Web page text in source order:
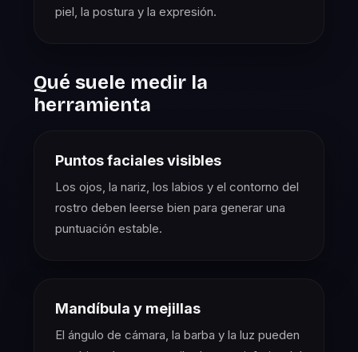
piel, la postura y la expresión.
Qué suele medir la
herramienta
Puntos faciales visibles
Los ojos, la nariz, los labios y el contorno del
rostro deben leerse bien para generar una
puntuación estable.
Mandíbula y mejillas
El ángulo de cámara, la barba y la luz pueden